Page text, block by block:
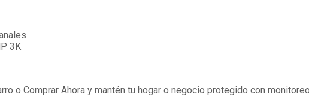
3K
o Comprar Ahora y mantén tu hogar o negocio protegido con